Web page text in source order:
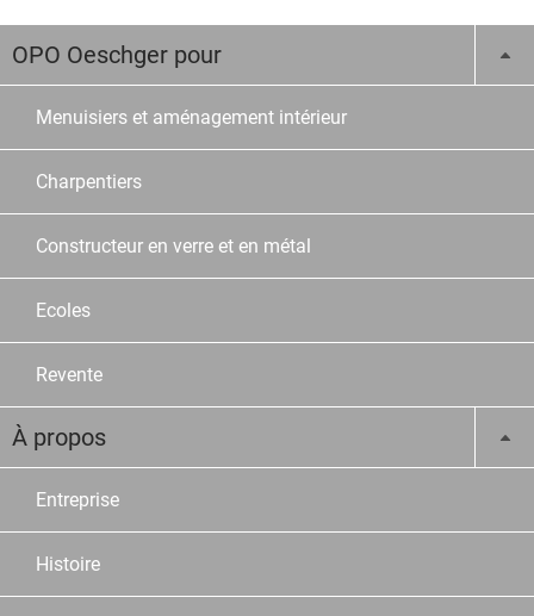
OPO Oeschger pour
Menuisiers et aménagement intérieur
Charpentiers
Constructeur en verre et en métal
Ecoles
Revente
À propos
Entreprise
Histoire